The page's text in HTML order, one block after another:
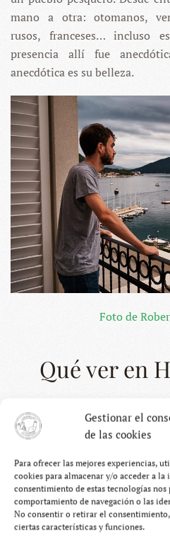
Gestionar el
de las cookies
Para ofrecer las mejores experiencias,
cookies para almacenar y/o acceder a
consentimiento de estas tecnologías
comportamiento de navegación o las
No consentir o retirar el
ciertas características y funciones.
mano a otra: otomanos,
rusos, franceses… incluso
presencia allí fue
anecdótica es su belleza.
Foto de
Qué ver en
estábamos cansados,
objetivo de bañarnos en la
teníamos ninguna
espérabamos encontrar nada
poco tardó la ciudad
sus fortalezas, sus